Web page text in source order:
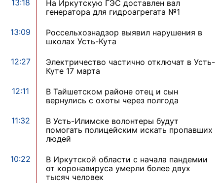
13:18
На Иркутскую ГЭС доставлен вал
генератора для гидроагрегата №1
13:09
Россельхознадзор выявил нарушения в
школах Усть-Кута
12:27
Электричество частично отключат в Усть-
Куте 17 марта
12:11
В Тайшетском районе отец и сын
вернулись с охоты через полгода
11:32
В Усть-Илимске волонтеры будут
помогать полицейским искать пропавших
людей
10:22
В Иркутской области с начала пандемии
от коронавируса умерли более двух
тысяч человек